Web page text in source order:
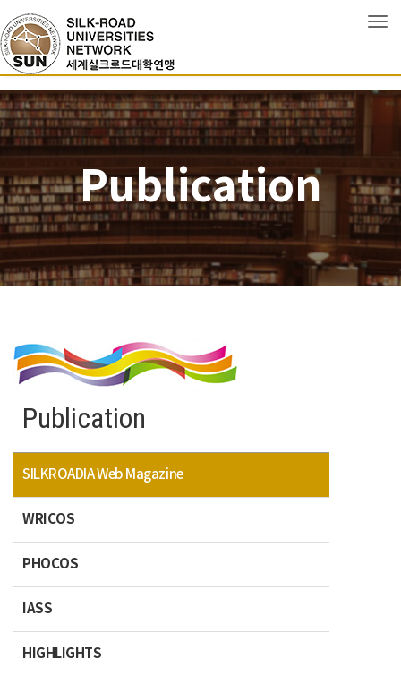
Publication
Publication
SILKROADIA Web Magazine
WRICOS
PHOCOS
IASS
HIGHLIGHTS